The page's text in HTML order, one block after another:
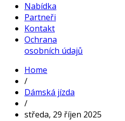
Nabídka
Partneři
Kontakt
Ochrana
osobních údajů
Home
/
Dámská jízda
/
středa, 29 říjen 2025